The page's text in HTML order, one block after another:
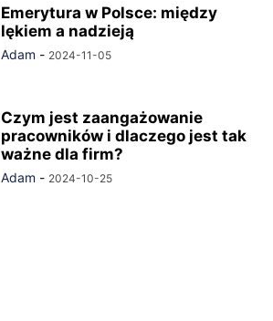
Emerytura w Polsce: między
lękiem a nadzieją
Adam - 2024-11-05
Czym jest zaangażowanie
pracowników i dlaczego jest tak
ważne dla firm?
Adam - 2024-10-25